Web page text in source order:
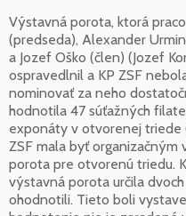
Výstavná porota, ktorá
(predseda), Alexander
a Jozef Oško (člen) (Jozef
ospravedlnil a KP ZSF
nominovať za neho
hodnotila 47 súťažných
exponáty v otvorenej triede
ZSF mala byť
porota pre otvorenú triedu.
výstavná porota určila
ohodnotili. Tieto boli